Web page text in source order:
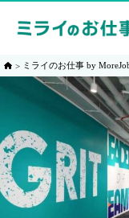
ミライのお仕事 by